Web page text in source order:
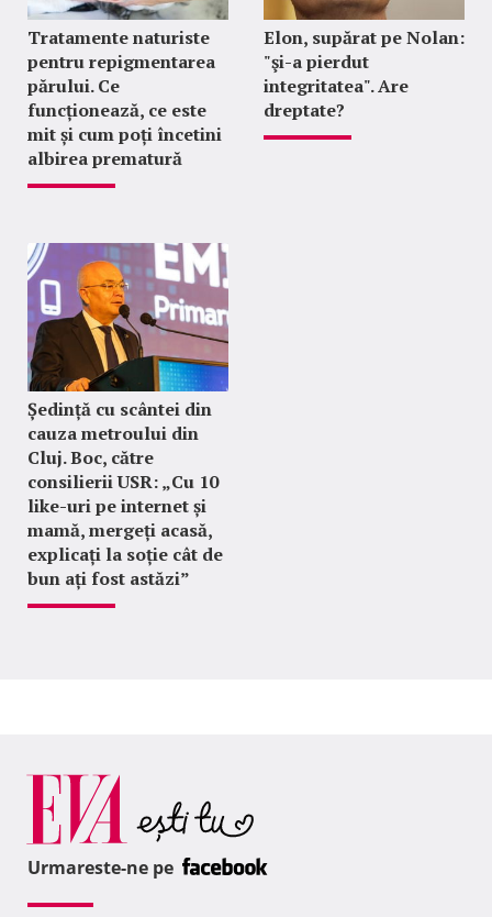
Tratamente naturiste
pentru repigmentarea
părului. Ce
funcționează, ce este
mit și cum poți încetini
albirea prematură
Elon, supărat pe Nolan:
"şi-a pierdut
integritatea". Are
dreptate?
Ședință cu scântei din
cauza metroului din
Cluj. Boc, către
consilierii USR: „Cu 10
like-uri pe internet și
mamă, mergeți acasă,
explicați la soție cât de
bun ați fost astăzi”
Urmareste-ne pe